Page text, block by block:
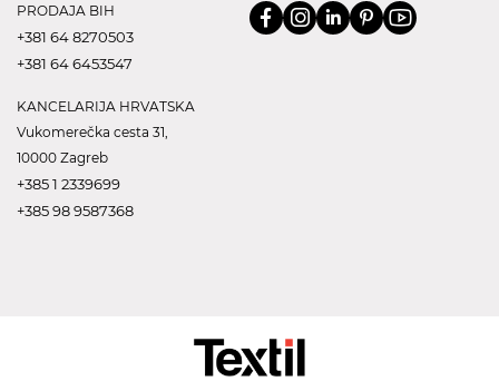
PRODAJA BIH
+381 64 8270503
+381 64 6453547
KANCELARIJA HRVATSKA
Vukomerečka cesta 31,
10000 Zagreb
+385 1 2339699
+385 98 9587368